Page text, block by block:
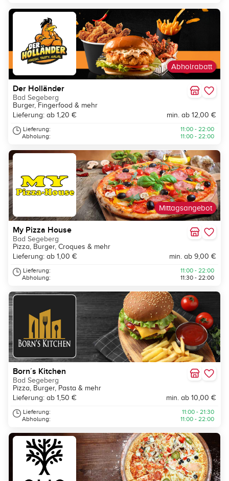
Abholrabatt
Der Holländer
Bad Segeberg
Burger, Fingerfood & mehr
Lieferung: ab 1,20 €
min. ab 12,00 €
Lieferung:
Abholung:
11:00 - 22:00
11:00 - 22:00
Mittagsangebot
My Pizza House
Bad Segeberg
Pizza, Burger, Croques & mehr
Lieferung: ab 1,00 €
min. ab 9,00 €
Lieferung:
Abholung:
11:00 - 22:00
11:30 - 22:00
Born´s Kitchen
Bad Segeberg
Pizza, Burger, Pasta & mehr
Lieferung: ab 1,50 €
min. ab 10,00 €
Lieferung:
Abholung:
11:00 - 21:30
11:00 - 22:00